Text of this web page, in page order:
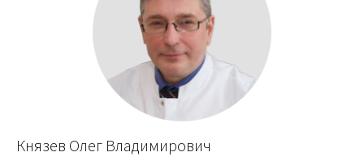
Князев Олег Владимирович